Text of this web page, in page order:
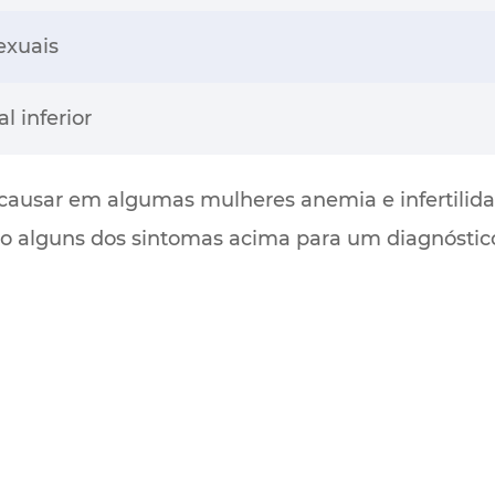
inferior
em algumas mulheres anemia e
alguns dos sintomas acima para um